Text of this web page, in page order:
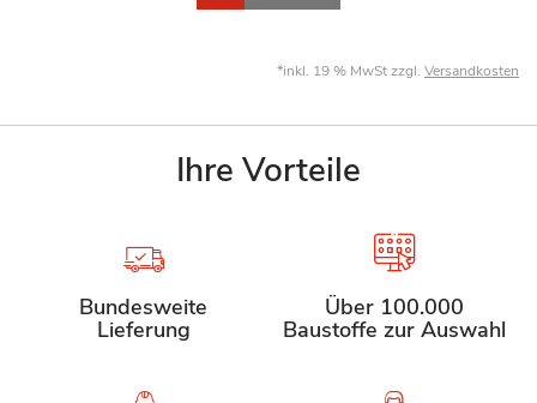
*inkl. 19 % MwSt zzgl. Versandkosten
Ihre Vorteile
Bundesweite
Lieferung
Über 100.000
Baustoffe zur Auswahl